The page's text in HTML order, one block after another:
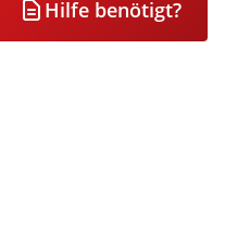
Hilfe benötigt?